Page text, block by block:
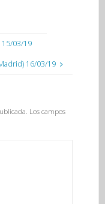
03/19
16/03/19
Los campos